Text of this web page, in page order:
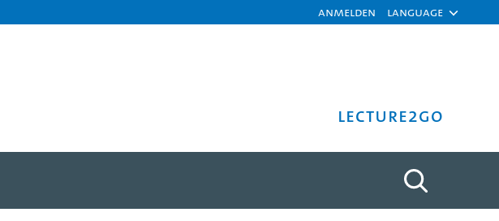
Anmelden Language
Lecture2Go